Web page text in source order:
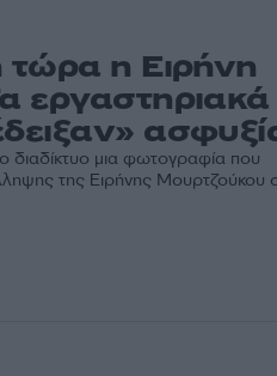
τώρα η Ειρήνη
εργαστηριακά
διαδίκτυο μια φωτογραφία που
της Ειρήνης Μουρτζούκου